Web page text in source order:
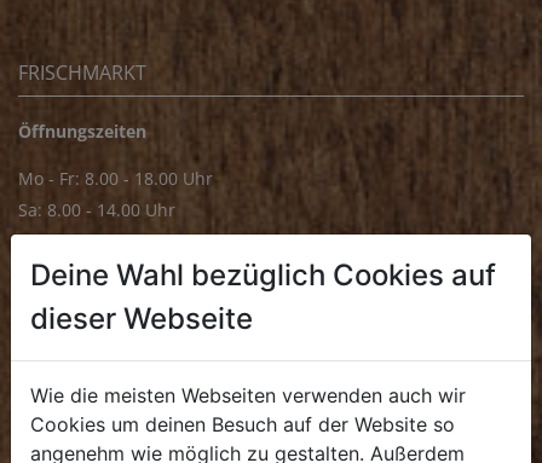
FRISCHMARKT
Öffnungszeiten
Mo - Fr: 8.00 - 18.00 Uhr
Sa: 8.00 - 14.00 Uhr
Mo - Fr: 8.00 - 16.00 Uhr
. +43 7272 4859 70
Deine Wahl bezüglich Cookies auf
dieser Webseite
Wie die meisten Webseiten verwenden auch wir
Cookies um deinen Besuch auf der Website so
angenehm wie möglich zu gestalten. Außerdem